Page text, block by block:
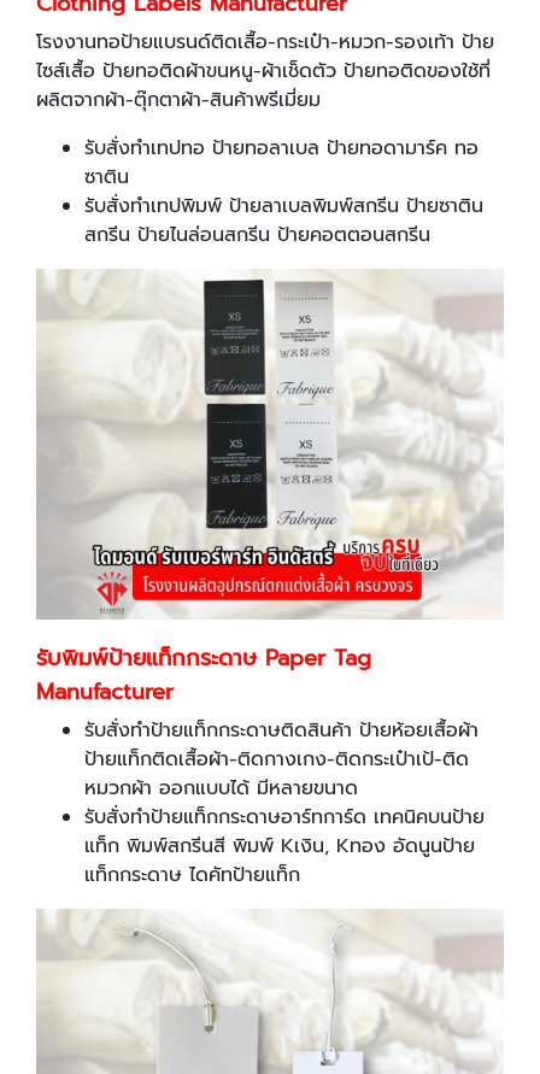
โรงงานทอป้ายแบรนด์ติดเสื้อ-กระเป๋า-หมวก-รองเท้า ป้าย
ไซส์เสื้อ ป้ายทอติดผ้าขนหนู-ผ้าเช็ดตัว ป้ายทอติดของใช้ที่
ผลิตจากผ้า-ตุ๊กตาผ้า-สินค้าพรีเมี่ยม
รับสั่งทำเทปทอ ป้ายทอลาเบล ป้ายทอดามาร์ค ทอ
ซาติน
รับสั่งทำเทปพิมพ์ ป้ายลาเบลพิมพ์สกรีน ป้ายซาติน
สกรีน ป้ายไนล่อนสกรีน ป้ายคอตตอนสกรีน
รับพิมพ์ป้ายแท็กกระดาษ Paper Tag
Manufacturer
รับสั่งทำป้ายแท็กกระดาษติดสินค้า ป้ายห้อยเสื้อผ้า
ป้ายแท็กติดเสื้อผ้า-ติดกางเกง-ติดกระเป๋าเป้-ติด
หมวกผ้า ออกแบบได้ มีหลายขนาด
รับสั่งทำป้ายแท็กกระดาษอาร์ทการ์ด เทคนิคบนป้าย
แท็ก พิมพ์สกรีนสี พิมพ์ Kเงิน, Kทอง อัดนูนป้าย
แท็กกระดาษ ไดคัทป้ายแท็ก